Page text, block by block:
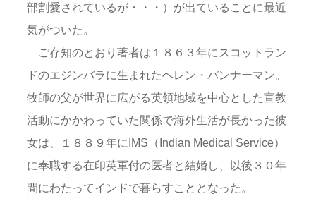
部割愛されているが・・・）が出ていることに最近
気がついた。
ご存知のとおり著者は１８６３年にスコットラン
ドのエジンバラに生まれたヘレン・バンナーマン。
牧師の父が世界に広がる英領地域を中心とした宣教
活動にかかわっていた関係で海外生活が長かった彼
女は、１８８９年にIMS（Indian Medical Service）
に奉職する在印英軍付の医者と結婚し、以後３０年
間にわたってインドで暮らすこととなった。